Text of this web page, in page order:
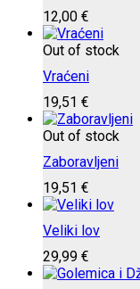
12,00 €
Out of stock
Vraćeni
19,51 €
Out of stock
Zaboravljeni
19,51 €
Veliki lov
29,99 €